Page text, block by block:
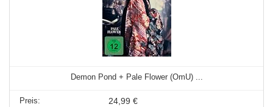
Demon Pond + Pale Flower (OmU) ...
24,99 €